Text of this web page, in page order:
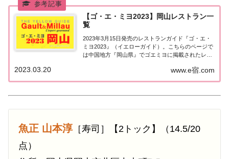
【ゴ・エ・ミヨ2023】岡山レストラン一
覧
2023年3月15日発売のレストランガイド『ゴ・エ・
ミヨ2023』（イエローガイド）。こちらのページで
は中国地方『岡山県』でゴエミヨに掲載されたレス
2023『岡山県』中国地方「岡山エリア」で「ゴ・
www.e宿.com
2023.03.20
魚正 山本淳［寿司］【2トック】（14.5/20
点）